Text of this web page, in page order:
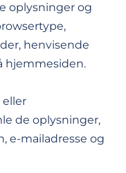
oplysninger og
henvisende
hjemmesiden.
eller
de oplysninger,
e-mailadresse og